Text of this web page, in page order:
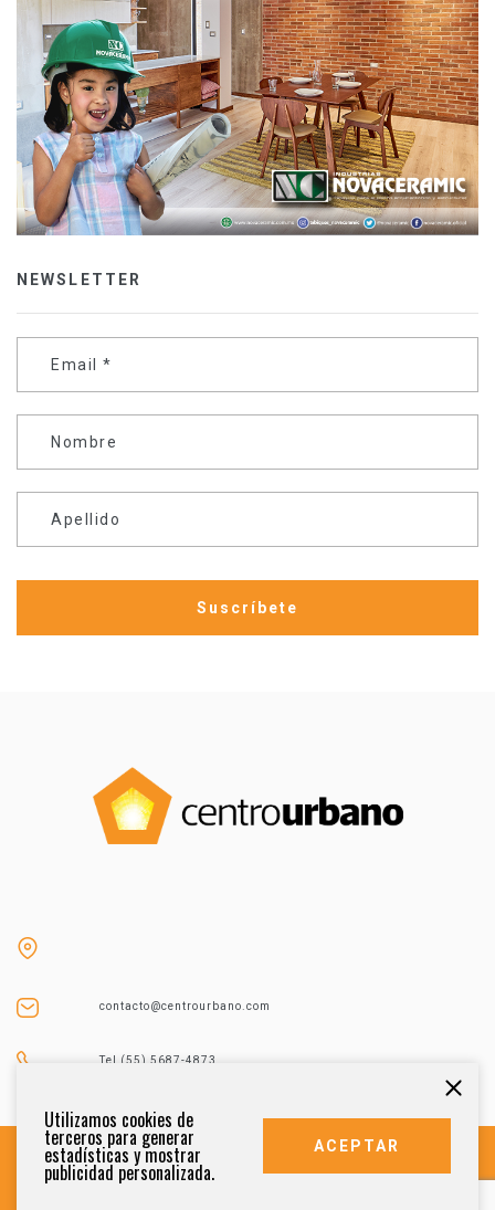
NEWSLETTER
Email *
Nombre
Apellido
contacto@centrourbano.com
Tel (55) 5687-4873
Utilizamos cookies de
terceros para generar
estadísticas y mostrar
publicidad personalizada.
ACEPTAR